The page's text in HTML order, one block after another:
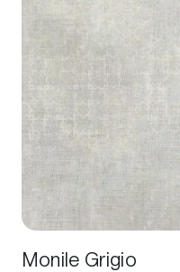
Monile Grigio